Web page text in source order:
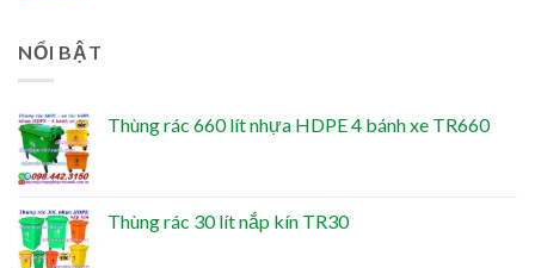
NỔI BẬT
Thùng rác 660 lít nhựa HDPE 4 bánh xe TR660
Thùng rác 30 lít nắp kín TR30